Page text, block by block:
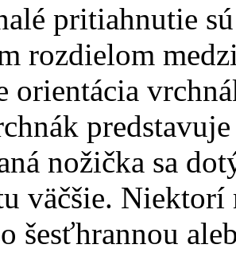
pritiahnutie
rozdielom
orientácia
nožička sa
väčšie.
šesťhrannou